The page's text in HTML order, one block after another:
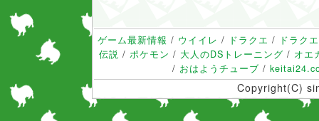
ゲーム最新情報 / ウイイレ / ドラクエ / ドラク
伝説 / ポケモン / 大人のDSトレーニング / オエ
/ おはようチューブ /
Copyright(C)